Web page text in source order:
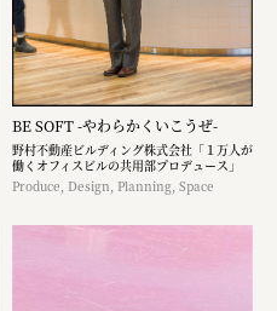
BE SOFT -やわらかくいこうぜ-
野村不動産ビルディング株式会社「１万人が
働くオフィスビルの共用部プロデュース」
Produce, Design, Planning, Space